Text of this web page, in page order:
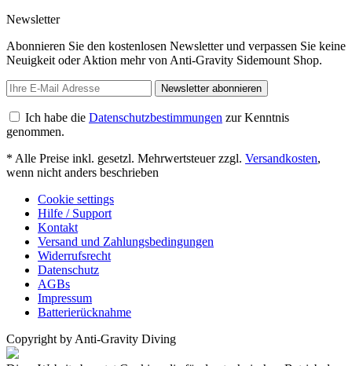
Newsletter
Abonnieren Sie den kostenlosen Newsletter und verpassen Sie keine
Neuigkeit oder Aktion mehr von Anti-Gravity Sidemount Shop.
Newsletter abonnieren
Ich habe die Datenschutzbestimmungen zur Kenntnis
genommen.
* Alle Preise inkl. gesetzl. Mehrwertsteuer zzgl. Versandkosten,
wenn nicht anders beschrieben
Cookie settings
Hilfe / Support
Kontakt
Versand und Zahlungsbedingungen
Widerrufsrecht
Datenschutz
AGBs
Impressum
Batterierücknahme
Copyright by Anti-Gravity Diving